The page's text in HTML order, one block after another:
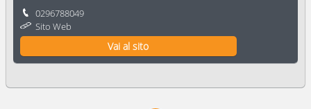
0296788049
Sito Web
Vai al sito